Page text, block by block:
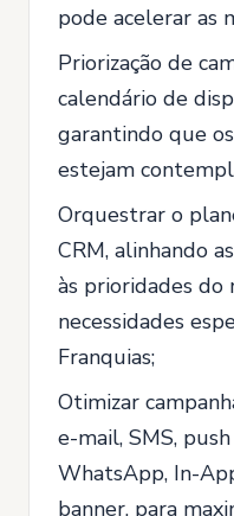
pode acelerar as
Priorização de
calendário de
garantindo que
estejam
Orquestrar o
CRM, alinhando
às prioridades do
necessidades
Franquias;
Otimizar
e-mail, SMS,
WhatsApp, In-
banner, para